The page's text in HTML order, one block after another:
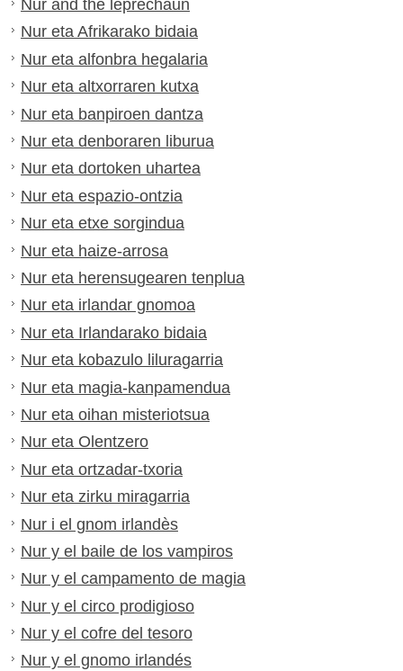
Nur and the leprechaun
Nur eta Afrikarako bidaia
Nur eta alfonbra hegalaria
Nur eta altxorraren kutxa
Nur eta banpiroen dantza
Nur eta denboraren liburua
Nur eta dortoken uhartea
Nur eta espazio-ontzia
Nur eta etxe sorgindua
Nur eta haize-arrosa
Nur eta herensugearen tenplua
Nur eta irlandar gnomoa
Nur eta Irlandarako bidaia
Nur eta kobazulo liluragarria
Nur eta magia-kanpamendua
Nur eta oihan misteriotsua
Nur eta Olentzero
Nur eta ortzadar-txoria
Nur eta zirku miragarria
Nur i el gnom irlandès
Nur y el baile de los vampiros
Nur y el campamento de magia
Nur y el circo prodigioso
Nur y el cofre del tesoro
Nur y el gnomo irlandés